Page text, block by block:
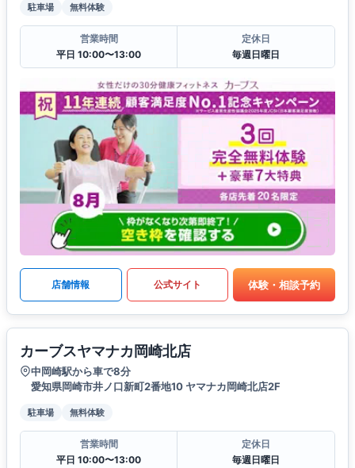
駐車場 無料体験
営業時間
平日 10:00〜13:00
定休日
毎週日曜日
店舗情報 公式サイト 体験・相談予約
カーブスヤマナカ岡崎北店
中岡崎駅から車で8分
愛知県岡崎市井ノ口新町2番地10 ヤマナカ岡崎北店2F
駐車場 無料体験
営業時間
平日 10:00〜13:00
定休日
毎週日曜日